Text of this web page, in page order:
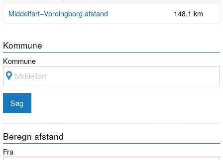
Middelfart–Vordingborg afstand
148,1 km
Kommune
Kommune
Beregn afstand
Fra